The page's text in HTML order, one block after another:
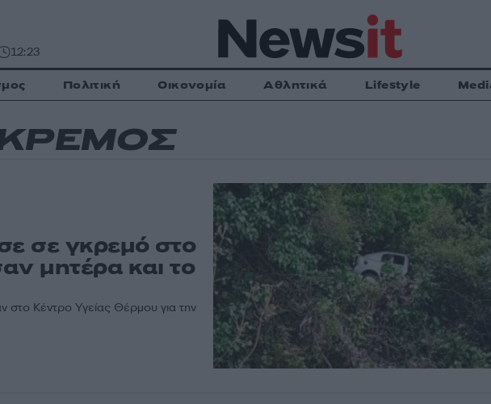
12:23
Πολιτική Οικονομία Αθλητικά Lifestyle
σε γκρεμό στο
μητέρα και το
στο Κέντρο Υγείας Θέρμου για την